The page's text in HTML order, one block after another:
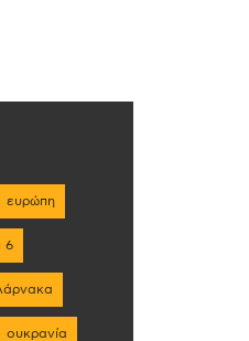
ευρώπη
6
ουκρανία